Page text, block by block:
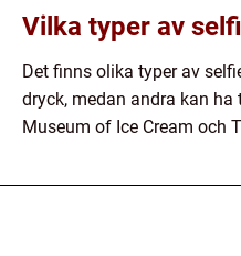
Vilka typer av
Det finns olika typer av
dryck, medan andra kan
Museum of Ice Cream och